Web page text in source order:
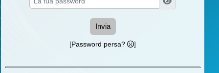
Invia
[Password persa? ]